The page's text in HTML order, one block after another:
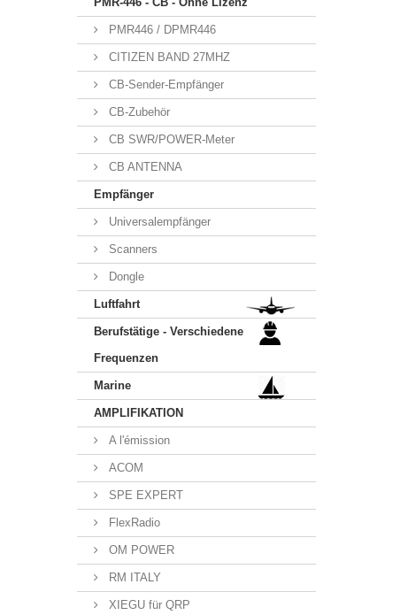
PMR446 / DPMR446
CITIZEN BAND 27MHZ
CB-Sender-Empfänger
CB-Zubehör
CB SWR/POWER-Meter
CB ANTENNA
Empfänger
Universalempfänger
Scanners
Dongle
Luftfahrt
Berufstätige - Verschiedene
Frequenzen
Marine
AMPLIFIKATION
A l'émission
ACOM
SPE EXPERT
FlexRadio
OM POWER
RM ITALY
XIEGU für QRP